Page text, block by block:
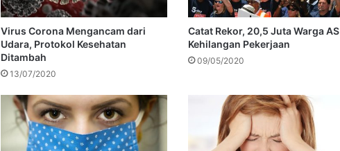
Virus Corona Mengancam dari
Udara, Protokol Kesehatan
Ditambah
13/07/2020
Catat Rekor, 20,5 Juta Warga AS
Kehilangan Pekerjaan
09/05/2020